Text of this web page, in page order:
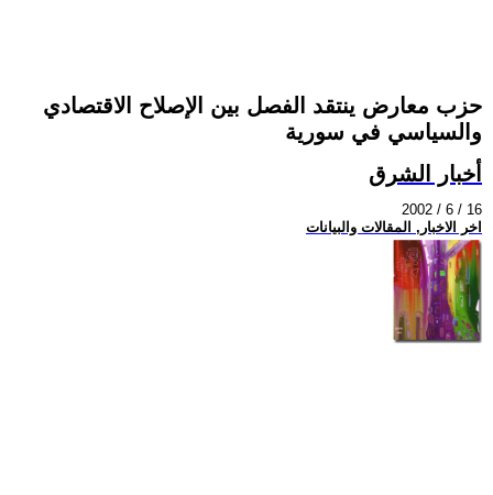
حزب معارض ينتقد الفصل بين الإصلاح الاقتصادي
والسياسي في سورية
أخبار الشرق
2002 / 6 / 16
اخر الاخبار, المقالات والبيانات